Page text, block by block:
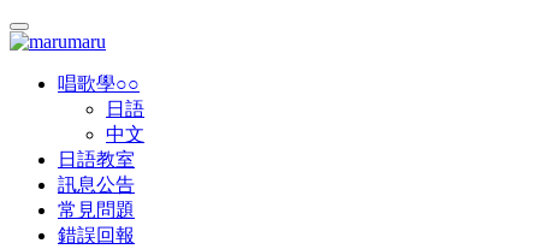
唱歌學○○
日語
中文
日語教室
訊息公告
常見問題
錯誤回報